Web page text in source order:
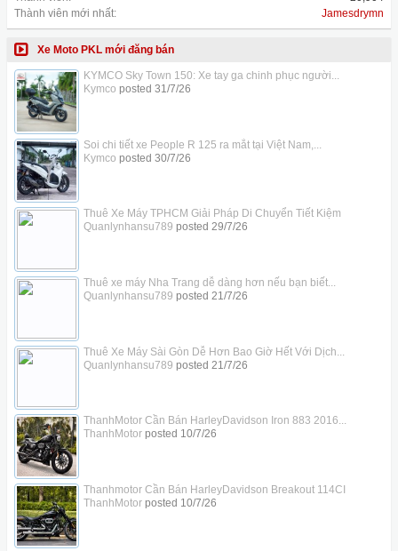
Thành viên mới nhất:
Jamesdrymn
Xe Moto PKL mới đăng bán
KYMCO Sky Town 150: Xe tay ga chinh phục người...
Kymco posted 31/7/26
Soi chi tiết xe People R 125 ra mắt tại Việt Nam,...
Kymco posted 30/7/26
Thuê Xe Máy TPHCM Giải Pháp Di Chuyển Tiết Kiệm
Quanlynhansu789 posted 29/7/26
Thuê xe máy Nha Trang dễ dàng hơn nếu bạn biết...
Quanlynhansu789 posted 21/7/26
Thuê Xe Máy Sài Gòn Dễ Hơn Bao Giờ Hết Với Dịch...
Quanlynhansu789 posted 21/7/26
ThanhMotor Cần Bán HarleyDavidson Iron 883 2016...
ThanhMotorposted 10/7/26
Thanhmotor Cần Bán HarleyDavidson Breakout 114CI
ThanhMotorposted 10/7/26